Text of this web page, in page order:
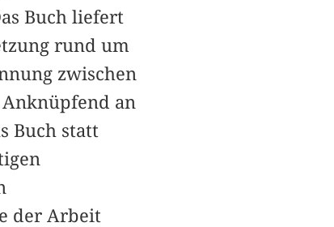
Buch liefert
rund um
zwischen
an
Buch statt
der Arbeit